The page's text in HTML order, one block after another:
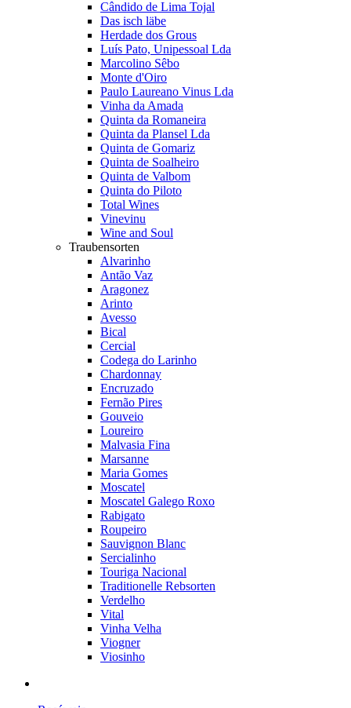
Cândido de Lima Tojal
Das isch läbe
Herdade dos Grous
Luís Pato, Unipessoal Lda
Marcolino Sêbo
Monte d'Oiro
Paulo Laureano Vinus Lda
Vinha da Amada
Quinta da Romaneira
Quinta da Plansel Lda
Quinta de Gomariz
Quinta de Soalheiro
Quinta de Valbom
Quinta do Piloto
Total Wines
Vinevinu
Wine and Soul
Traubensorten
Alvarinho
Antão Vaz
Aragonez
Arinto
Avesso
Bical
Cercial
Codega do Larinho
Chardonnay
Encruzado
Fernão Pires
Gouveio
Loureiro
Malvasia Fina
Marsanne
Maria Gomes
Moscatel
Moscatel Galego Roxo
Rabigato
Roupeiro
Sauvignon Blanc
Sercialinho
Touriga Nacional
Traditionelle Rebsorten
Verdelho
Vital
Vinha Velha
Viogner
Viosinho